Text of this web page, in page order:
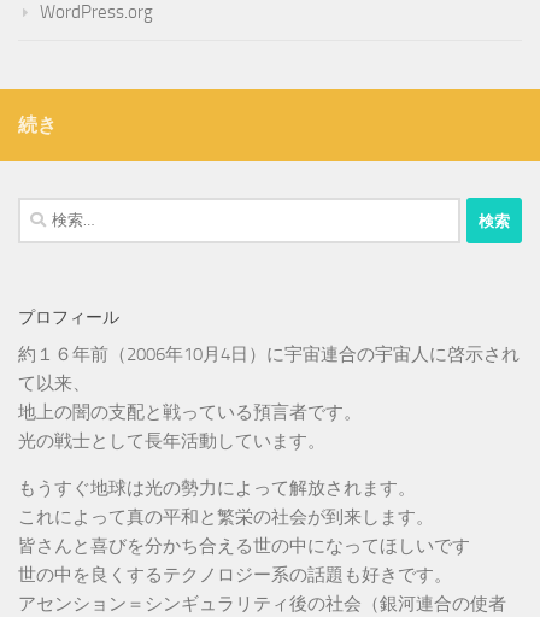
WordPress.org
続き
検
索:
プロフィール
約１６年前（2006年10月4日）に宇宙連合の宇宙人に啓示され
て以来、
地上の闇の支配と戦っている預言者です。
光の戦士として長年活動しています。
もうすぐ地球は光の勢力によって解放されます。
これによって真の平和と繁栄の社会が到来します。
皆さんと喜びを分かち合える世の中になってほしいです
世の中を良くするテクノロジー系の話題も好きです。
アセンション＝シンギュラリティ後の社会（銀河連合の使者